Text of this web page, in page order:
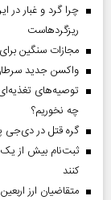
چرا گرد و غبار در
ریزگردهاست
مجازات سنگین
واکسن جدید
چه نخوریم؟
گره قتل در دی‌جی پارتی با ۵۰
ثبت‌نام بیش از یک
کنند